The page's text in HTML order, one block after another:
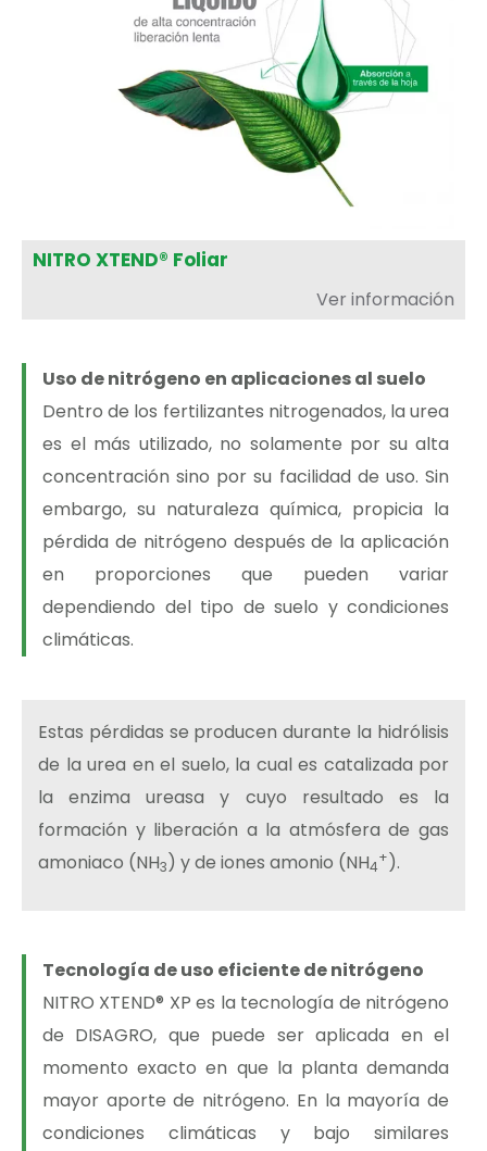
NITRO XTEND® Foliar
Ver información
Uso de nitrógeno en aplicaciones al suelo
Dentro de los fertilizantes nitrogenados, la urea
es el más utilizado, no solamente por su alta
concentración sino por su facilidad de uso. Sin
embargo, su naturaleza química, propicia la
pérdida de nitrógeno después de la aplicación
en proporciones que pueden variar
dependiendo del tipo de suelo y condiciones
climáticas.
Estas pérdidas se producen durante la hidrólisis
de la urea en el suelo, la cual es catalizada por
la enzima ureasa y cuyo resultado es la
formación y liberación a la atmósfera de gas
amoniaco (NH3) y de iones amonio (NH4
+).
Tecnología de uso eficiente de nitrógeno
NITRO XTEND® XP es la tecnología de nitrógeno
de DISAGRO, que puede ser aplicada en el
momento exacto en que la planta demanda
mayor aporte de nitrógeno. En la mayoría de
condiciones climáticas y bajo similares